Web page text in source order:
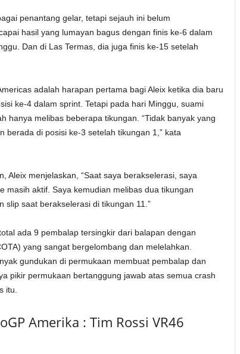
penantang gelar, tetapi sejauh ini belum
hasil yang lumayan bagus dengan finis ke-6 dalam
Dan di Las Termas, dia juga finis ke-15 setelah
adalah harapan pertama bagi Aleix ketika dia baru
ke-4 dalam sprint. Tetapi pada hari Minggu, suami
hanya melibas beberapa tikungan. “Tidak banyak yang
berada di posisi ke-3 setelah tikungan 1,” kata
Aleix menjelaskan, “Saat saya berakselerasi, saya
masih aktif. Saya kemudian melibas dua tikungan
saat berakselerasi di tikungan 11.”
ada 9 pembalap tersingkir dari balapan dengan
yang sangat bergelombang dan melelahkan.
gundukan di permukaan membuat pembalap dan
pikir permukaan bertanggung jawab atas semua crash
itu.
Amerika : Tim Rossi VR46